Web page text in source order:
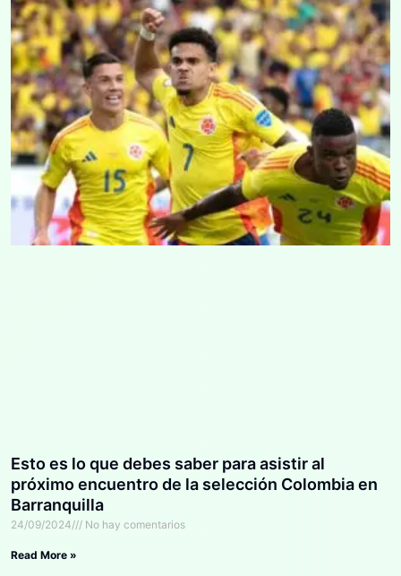
Esto es lo que debes saber para asistir al
próximo encuentro de la selección Colombia en
Barranquilla
24/09/2024 No hay comentarios
Read More »